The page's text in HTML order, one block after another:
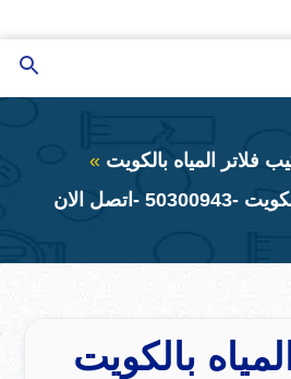
فلاتر المياه بالكويت
-اتصل الان
بالكويت